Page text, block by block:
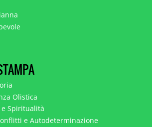
Olistica
e Spiritualità
e Autodeterminazione